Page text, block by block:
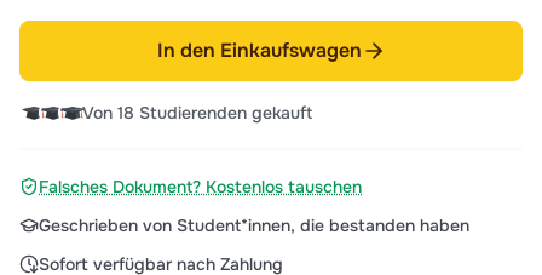
In den Einkaufswagen
Von 18 Studierenden gekauft
Falsches Dokument? Kostenlos tauschen
Geschrieben von Student*innen, die bestanden haben
Sofort verfügbar nach Zahlung